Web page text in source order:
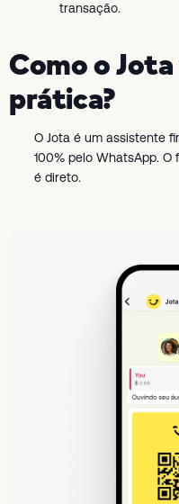
transação.
Como o
prática?
O Jota é um assistente
100% pelo WhatsApp.
é direto.